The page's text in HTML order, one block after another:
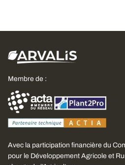
Membre de :
Avec la participation financière du
pour le Développement Agricole et